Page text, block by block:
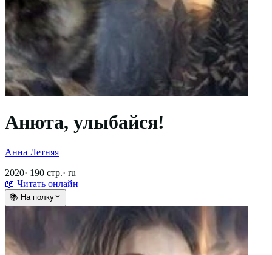
Анюта, улыбайся!
Анна Летняя
2020· 190 стр.· ru
📖 Читать онлайн
📚 На полку